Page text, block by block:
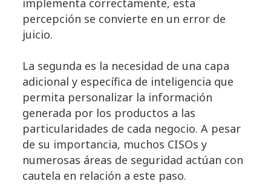
implementa correctamente, esta
percepción se convierte en un error de
juicio.
La segunda es la necesidad de una capa
adicional y específica de inteligencia que
permita personalizar la información
generada por los productos a las
particularidades de cada negocio. A pesar
de su importancia, muchos CISOs y
numerosas áreas de seguridad actúan con
cautela en relación a este paso.